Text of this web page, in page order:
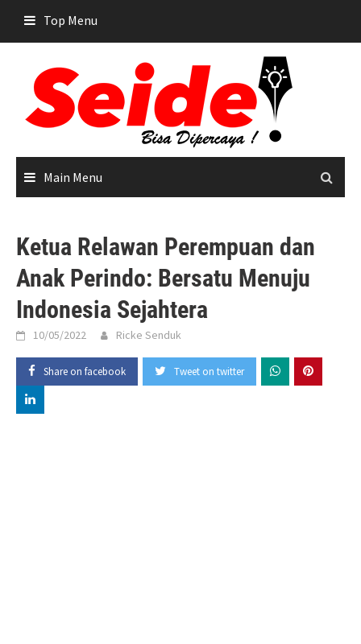
content
Top Menu
Main Menu
Ketua Relawan Perempuan dan
Anak Perindo: Bersatu Menuju
Indonesia Sejahtera
10/05/2022 Ricke Senduk
Share on facebook Tweet on twitter